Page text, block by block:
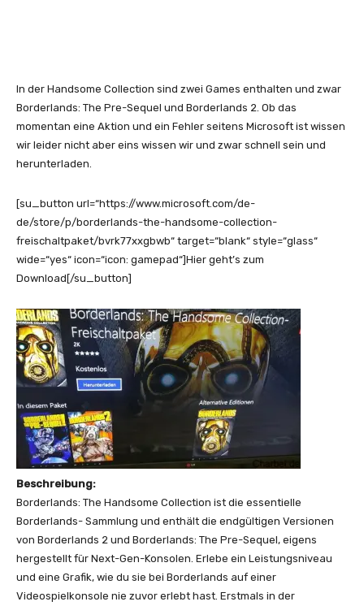
In der Handsome Collection sind zwei Games enthalten und zwar
Borderlands: The Pre-Sequel und Borderlands 2. Ob das
momentan eine Aktion und ein Fehler seitens Microsoft ist wissen
wir leider nicht aber eins wissen wir und zwar schnell sein und
herunterladen.
[su_button url=“https://www.microsoft.com/de-
de/store/p/borderlands-the-handsome-collection-
freischaltpaket/bvrk77xxgbwb“ target=“blank“ style=“glass“
wide=“yes“ icon=“icon: gamepad“]Hier geht’s zum
Download[/su_button]
Beschreibung:
Borderlands: The Handsome Collection ist die essentielle
Borderlands- Sammlung und enthält die endgültigen Versionen
von Borderlands 2 und Borderlands: The Pre-Sequel, eigens
hergestellt für Next-Gen-Konsolen. Erlebe ein Leistungsniveau
und eine Grafik, wie du sie bei Borderlands auf einer
Videospielkonsole nie zuvor erlebt hast. Erstmals in der